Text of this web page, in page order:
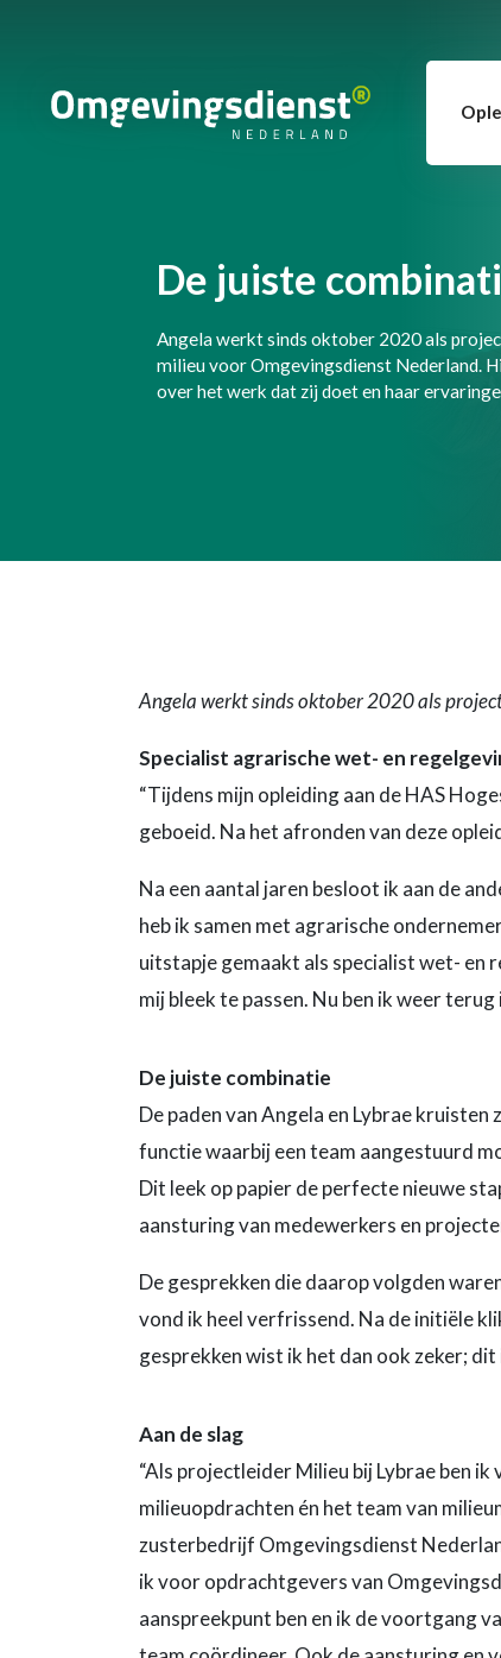
De juiste
Angela werkt sinds oktober 2020 als
milieu voor Omgevingsdienst Nederland.
over het werk dat zij doet en haar
Angela werkt sinds oktober 2020 als
Specialist agrarische wet- en
“Tijdens mijn opleiding aan de HAS
geboeid. Na het afronden van deze
Na een aantal jaren besloot ik aan de
heb ik samen met agrarische
uitstapje gemaakt als specialist wet- en
mij bleek te passen. Nu ben ik weer
De juiste combinatie
De paden van Angela en Lybrae
functie waarbij een team aangestuurd
Dit leek op papier de perfecte nieuwe
aansturing van medewerkers en
De gesprekken die daarop volgden waren
vond ik heel verfrissend. Na de initiële
gesprekken wist ik het dan ook zeker;
Aan de slag
“Als projectleider Milieu bij Lybrae ben
milieuopdrachten én het team van
zusterbedrijf Omgevingsdienst
ik voor opdrachtgevers van
aanspreekpunt ben en ik de voortgang